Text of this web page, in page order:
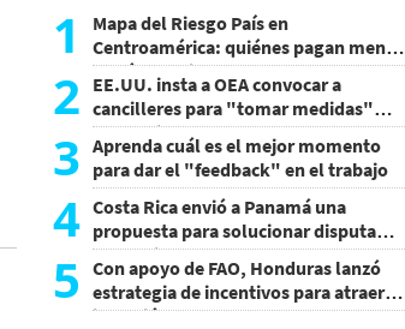
1
Mapa del Riesgo País en
Centroamérica: quiénes pagan menos
y cuáles mejoraron
2 EE.UU. insta a OEA convocar a
cancilleres para "tomar medidas"
sobre Nicaragua
3 Aprenda cuál es el mejor momento
para dar el "feedback" en el trabajo
4 Costa Rica envió a Panamá una
propuesta para solucionar disputa
comercial
5
Con apoyo de FAO, Honduras lanzó
estrategia de incentivos para atraer
inversión al agro